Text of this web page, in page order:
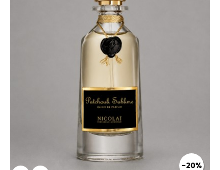
-20%